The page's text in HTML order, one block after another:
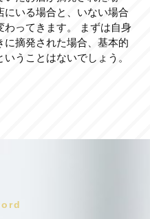
にいる場合と、いない場合
わってきます。 まずは自身
に摘発された場合、基本的
うことはないでしょう。